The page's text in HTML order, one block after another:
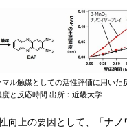
ル触媒としての活性評価に用いた
と反応時間 出所：近畿大学
向上の要因として、「ナノ